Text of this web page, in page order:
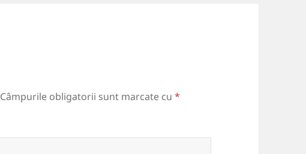
Câmpurile obligatorii sunt marcate cu*